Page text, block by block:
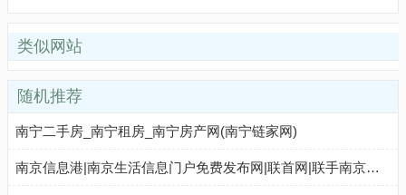
类似网站
随机推荐
南宁二手房_南宁租房_南宁房产网(南宁链家网)
南京信息港|南京生活信息门户免费发布网|联首网|联手南京生活信息港